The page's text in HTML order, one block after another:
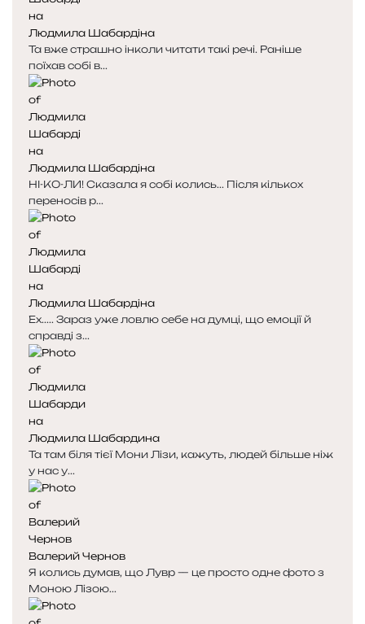
Людмила Шабардіна
Та вже страшно інколи читати такі речі. Раніше
поїхав собі в...
Людмила Шабардіна
НІ-КО-ЛИ! Сказала я собі колись... Після кількох
переносів р...
Людмила Шабардіна
Ех..... Зараз уже ловлю себе на думці, що емоції й
справді з...
Людмила Шабардина
Та там біля тієї Мони Лізи, кажуть, людей більше ніж
у нас у...
Валерий Чернов
Я колись думав, що Лувр — це просто одне фото з
Моною Лізою...